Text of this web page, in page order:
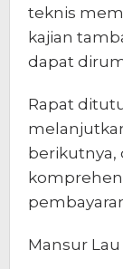
teknis
kajian
dapat
Rapat
berikutnya,
Mansur Lau